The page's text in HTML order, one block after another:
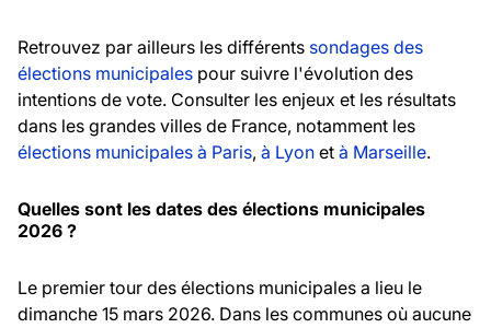
Retrouvez par ailleurs les différents sondages des
élections municipales pour suivre l'évolution des
intentions de vote. Consulter les enjeux et les résultats
dans les grandes villes de France, notamment les
élections municipales à Paris, à Lyon et à Marseille.
Quelles sont les dates des élections municipales
2026 ?
Le premier tour des élections municipales a lieu le
dimanche 15 mars 2026. Dans les communes où aucune